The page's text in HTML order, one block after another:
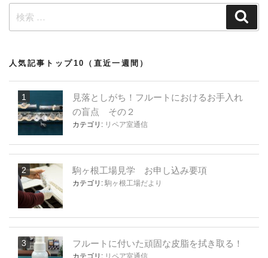
索:
人気記事トップ10（直近一週間）
見落としがち！フルートにおけるお手入れ
の盲点 その２
カテゴリ: リペア室通信
駒ヶ根工場見学 お申し込み要項
カテゴリ: 駒ヶ根工場だより
フルートに付いた頑固な皮脂を拭き取る！
カテゴリ: リペア室通信